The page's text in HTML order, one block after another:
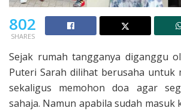
802
SHARES
Sejak rumah tangganya diganggu
Puteri Sarah dilihat berusaha untuk
sekaligus memohon doa agar
sahaja. Namun apabila sudah masuk